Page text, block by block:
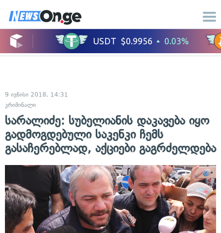
9 ივნისი 2018, 14:31
კრიმინალი
სარალიძე: სუბელიანის დაკავება იყო
გადმოგდებული საკენკი ჩემს
გასაჩერებლად, აქციები გაგრძელდება